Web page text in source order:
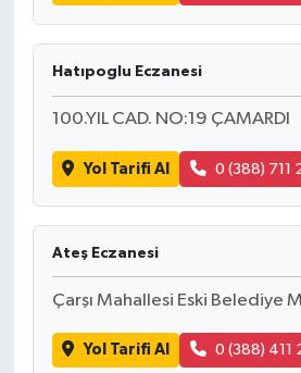
Hatıpoglu Eczanesi
100.YIL CAD. NO:19 ÇAMARDI
Yol Tarifi Al 0 (388) 711
Ateş Eczanesi
Çarşı Mahallesi Eski Belediye
Yol Tarifi Al 0 (388) 411
SİVİL TOPLUM
SEÇİM 2014
KİM KİMDİR
ÇEK GÖNDER